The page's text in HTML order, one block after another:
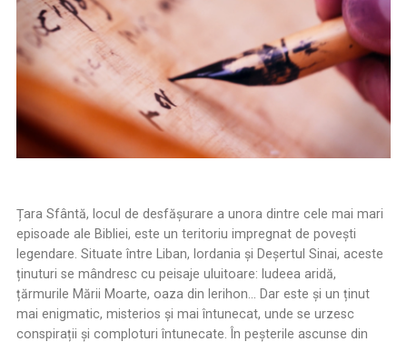
Țara Sfântă, locul de desfășurare a unora dintre cele mai mari
episoade ale Bibliei, este un teritoriu impregnat de povești
legendare. Situate între Liban, Iordania și Deșertul Sinai, aceste
ținuturi se mândresc cu peisaje uluitoare: Iudeea aridă,
țărmurile Mării Moarte, oaza din Ierihon... Dar este și un ținut
mai enigmatic, misterios și mai întunecat, unde se urzesc
conspirații și comploturi întunecate. În peșterile ascunse din